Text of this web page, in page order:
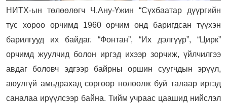
НИТХ-ын төлөөлөгч Ч.Ану-Үжин “Сүхбаатар дүүргийн
тус хороо орчимд 1960 орчим онд баригдсан түүхэн
барилгууд их байдаг. “Фонтан”, “Их дэлгүүр”, “Цирк”
орчимд жуулчид болон иргэд ихээр зорчиж, үйлчилгээ
авдаг боловч эдгээр байрны оршин суугчдын эрүүл,
аюулгүй амьдрахад сөргөөр нөлөөлж буй талаар иргэд
саналаа ирүүлсээр байна. Тийм учраас цаашид нийслэл